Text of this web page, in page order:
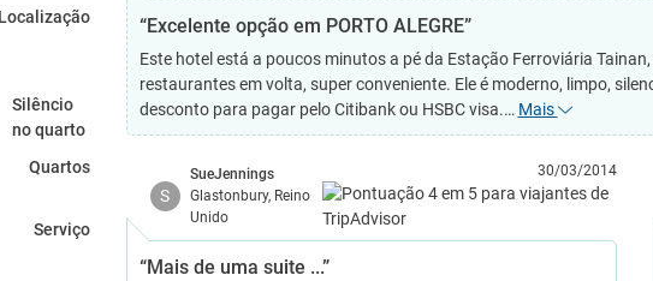
Localização
Silêncio
no quarto
Quartos
Serviço
“Excelente opção em PORTO ALEGRE”
Este hotel está a poucos minutos a pé da Estação Ferroviária
restaurantes em volta, super conveniente. Ele é moderno, limpo,
desconto para pagar pelo Citibank ou HSBC visa.… Mais
S
SueJennings
Glastonbury, Reino
Unido
30/03/2014
“Mais de uma suite ...”